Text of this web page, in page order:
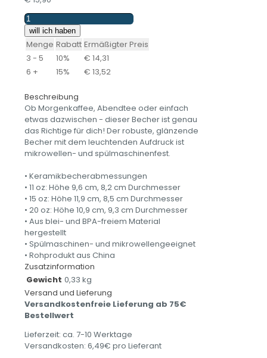
Camper
Mama
-
Weiße,
glänzende
Tasse
will ich haben
Menge Rabatt Ermäßigter Preis
3 - 5
10% € 14,31
6 +
15% € 13,52
Beschreibung
Ob Morgenkaffee, Abendtee oder einfach
etwas dazwischen - dieser Becher ist genau
das Richtige für dich! Der robuste, glänzende
Becher mit dem leuchtenden Aufdruck ist
mikrowellen- und spülmaschinenfest.
• Keramikbecherabmessungen
• 11 oz: Höhe 9,6 cm, 8,2 cm Durchmesser
• 15 oz: Höhe 11,9 cm, 8,5 cm Durchmesser
• 20 oz: Höhe 10,9 cm, 9,3 cm Durchmesser
• Aus blei- und BPA-freiem Material
hergestellt
• Spülmaschinen- und mikrowellengeeignet
• Rohprodukt aus China
Zusatzinformation
Gewicht 0,33 kg
Versand und Lieferung
Versandkostenfreie Lieferung ab 75€
Bestellwert
Lieferzeit: ca. 7-10 Werktage
Versandkosten: 6,49€ pro Lieferant